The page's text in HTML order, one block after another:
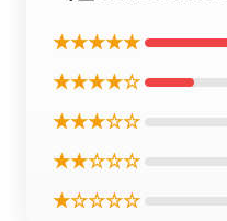
★★★★★
★★★★☆
★★★☆☆
★★☆☆☆
★☆☆☆☆